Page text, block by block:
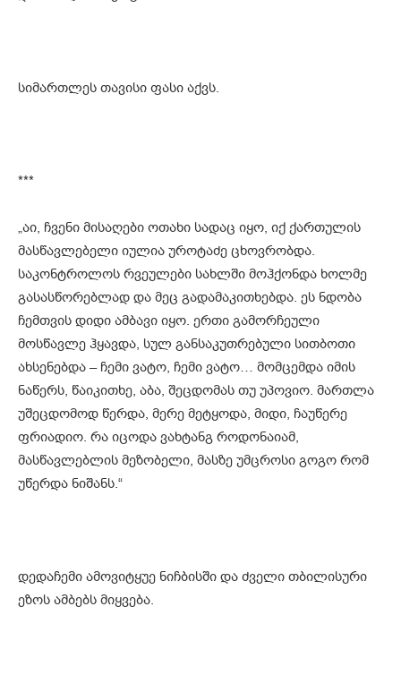
სიმართლეს თავისი ფასი აქვს.
***
„აი, ჩვენი მისაღები ოთახი სადაც იყო, იქ ქართულის
მასწავლებელი იულია უროტაძე ცხოვრობდა.
საკონტროლოს რვეულები სახლში მოჰქონდა ხოლმე
გასასწორებლად და მეც გადამაკითხებდა. ეს ნდობა
ჩემთვის დიდი ამბავი იყო. ერთი გამორჩეული
მოსწავლე ჰყავდა, სულ განსაკუთრებული სითბოთი
ახსენებდა – ჩემი ვატო, ჩემი ვატო… მომცემდა იმის
ნაწერს, წაიკითხე, აბა, შეცდომას თუ უპოვიო. მართლა
უშეცდომოდ წერდა, მერე მეტყოდა, მიდი, ჩაუწერე
ფრიადიო. რა იცოდა ვახტანგ როდონაიამ,
მასწავლებლის მეზობელი, მასზე უმცროსი გოგო რომ
უწერდა ნიშანს.“
დედაჩემი ამოვიტყუე ნიჩბისში და ძველი თბილისური
ეზოს ამბებს მიყვება.